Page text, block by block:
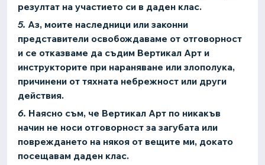
резултат на участието си в даден клас.
5. Аз, моите наследници или законни
представители освобождаваме от отговорност
и се отказваме да съдим Вертикал Арт и
инструкторите при нараняване или злополука,
причинени от тяхната небрежност или други
действия.
6. Наясно съм, че Вертикал Арт по никакъв
начин не носи отговорност за загубата или
повреждането на някоя от вещите ми, докато
посещавам даден клас.